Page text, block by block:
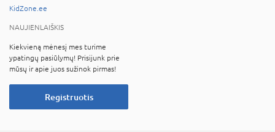
KidZone.ee
NAUJIENLAIŠKIS
Kiekvieną mėnesį mes turime
ypatingų pasiūlymų! Prisijunk prie
mūsų ir apie juos sužinok pirmas!
Registruotis